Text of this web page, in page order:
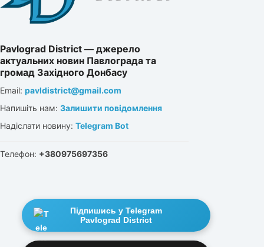
Pavlograd District — джерело
актуальних новин Павлограда та
громад Західного Донбасу
Email: pavldistrict@gmail.com
Напишіть нам: Залишити повідомлення
Надіслати новину: Telegram Bot
Телефон: +380975697356
Підпишись у Telegram
Pavlograd District